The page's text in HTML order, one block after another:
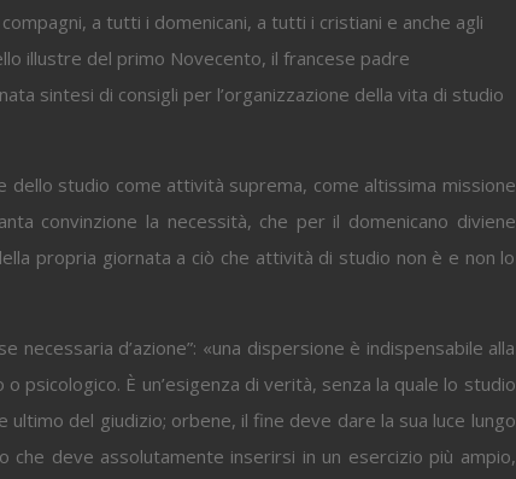
a tutti i domenicani, a tutti i cristiani e anche agli
illustre del primo Novecento, il francese padre
sintesi di consigli per l’organizzazione della vita di studio
studio come attività suprema, come altissima missione
convinzione la necessità, che per il domenicano diviene
propria giornata a ciò che attività di studio non è e non lo
d’azione”: «una dispersione è indispensabile alla
psicologico. È un’esigenza di verità, senza la quale lo studio
ultimo del giudizio; orbene, il fine deve dare la sua luce lungo
deve assolutamente inserirsi in un esercizio più ampio,